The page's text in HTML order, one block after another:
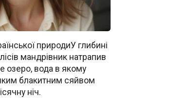
природиУ глибині
мандрівник натрапив
озеро, вода в якому
блакитним сяйвом
ніч.